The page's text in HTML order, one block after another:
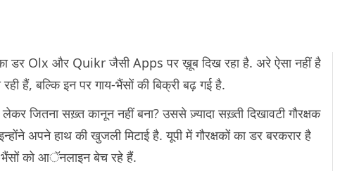
का डर Olx और Quikr जैसी Apps पर ख़ूब दिख रहा है. अरे ऐसा नहीं है
हैं, बल्कि इन पर गाय-भैंसों की बिक्री बढ़ गई है.
लेकर जितना सख़्त कानून नहीं बना? उससे ज़्यादा सख़्ती दिखावटी गौरक्षक
अपने हाथ की खुजली मिटाई है. यूपी में गौरक्षकों का डर बरकरार है
को आॅनलाइन बेच रहे हैं.